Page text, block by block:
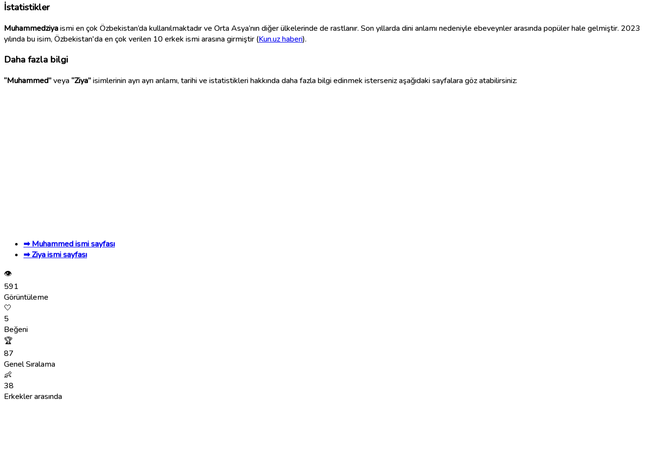
İstatistikler
Muhammedziyaismi en çok Özbekistan’da kullanılmaktadır ve Orta Asya’nın diğer ülkelerinde de rastlanır. Son yıllarda dini anlamı nedeniyle ebeveynler arasında popüler hale gelmiştir. 2023
yılında bu isim, Özbekistan'da en çok verilen 10 erkek ismi arasına girmiştir (Kun.uz haberi).
Daha fazla bilgi
“Muhammed”veya“Ziya”isimlerinin ayrı ayrı anlamı, tarihi ve istatistikleri hakkında daha fazla bilgi edinmek isterseniz aşağıdaki sayfalara göz atabilirsiniz:
➡ Muhammed ismi sayfası
➡ Ziya ismi sayfası
👁
591
Görüntüleme
🤍
5
Beğeni
🏆
87
Genel Sıralama
👶
38
Erkekler arasında